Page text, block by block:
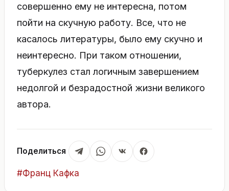
совершенно ему не интересна, потом
пойти на скучную работу. Все, что не
касалось литературы, было ему скучно и
неинтересно. При таком отношении,
туберкулез стал логичным завершением
недолгой и безрадостной жизни великого
автора.
Поделиться
Метки
#Франц Кафка